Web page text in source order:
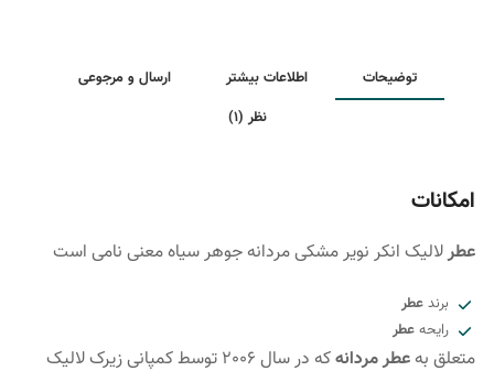
توضیحات اطلاعات بیشتر
ارسال و مرجوعی
نظر (1)
امکانات
عطرلالیک انکر نویر مشکی مردانه جوهر سیاه معنی نامی است
برند عطر
رایحه عطر
متعلق بهعطر مردانه
که در سال 2006 توسط کمپانی زیرک لالیک